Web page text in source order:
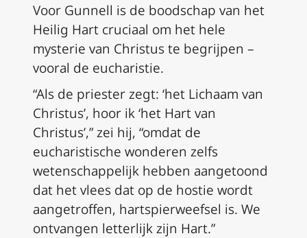
Voor Gunnell is de boodschap van het
Heilig Hart cruciaal om het hele
mysterie van Christus te begrijpen –
vooral de eucharistie.
“Als de priester zegt: ‘het Lichaam van
Christus’, hoor ik ‘het Hart van
Christus’,” zei hij, “omdat de
eucharistische wonderen zelfs
wetenschappelijk hebben aangetoond
dat het vlees dat op de hostie wordt
aangetroffen, hartspierweefsel is. We
ontvangen letterlijk zijn Hart.”